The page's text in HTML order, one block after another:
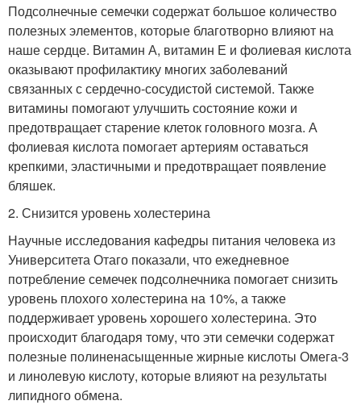
Подсолнечные семечки содержат большое количество
полезных элементов, которые благотворно влияют на
наше сердце. Витамин А, витамин Е и фолиевая кислота
оказывают профилактику многих заболеваний
связанных с сердечно-сосудистой системой. Также
витамины помогают улучшить состояние кожи и
предотвращает старение клеток головного мозга. А
фолиевая кислота помогает артериям оставаться
крепкими, эластичными и предотвращает появление
бляшек.
2. Снизится уровень холестерина
Научные исследования кафедры питания человека из
Университета Отаго показали, что ежедневное
потребление семечек подсолнечника помогает снизить
уровень плохого холестерина на 10%, а также
поддерживает уровень хорошего холестерина. Это
происходит благодаря тому, что эти семечки содержат
полезные полиненасыщенные жирные кислоты Омега-3
и линолевую кислоту, которые влияют на результаты
липидного обмена.